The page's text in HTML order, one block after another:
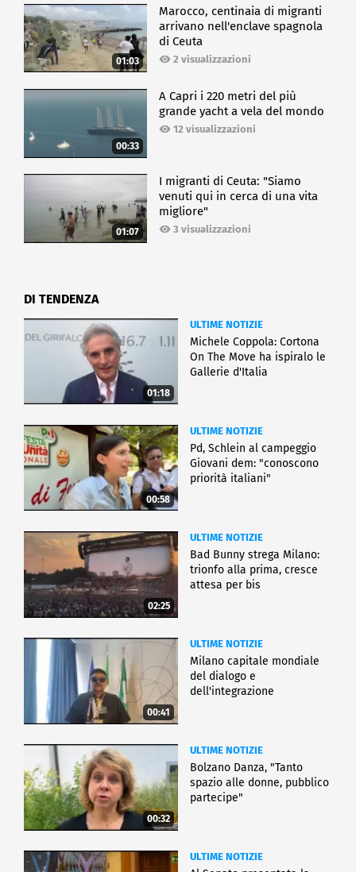
01:03
Marocco, centinaia di migranti
arrivano nell'enclave spagnola
di Ceuta
2 visualizzazioni
00:33
A Capri i 220 metri del più
grande yacht a vela del mondo
12 visualizzazioni
01:07
I migranti di Ceuta: "Siamo
venuti qui in cerca di una vita
migliore"
3 visualizzazioni
DI TENDENZA
01:18
ULTIME NOTIZIE
Michele Coppola: Cortona
On The Move ha ispiralo le
Gallerie d'Italia
00:58
ULTIME NOTIZIE
Pd, Schlein al campeggio
Giovani dem: "conoscono
priorità italiani"
02:25
ULTIME NOTIZIE
Bad Bunny strega Milano:
trionfo alla prima, cresce
attesa per bis
00:41
ULTIME NOTIZIE
Milano capitale mondiale
del dialogo e
dell'integrazione
00:32
ULTIME NOTIZIE
Bolzano Danza, "Tanto
spazio alle donne, pubblico
partecipe"
ULTIME NOTIZIE